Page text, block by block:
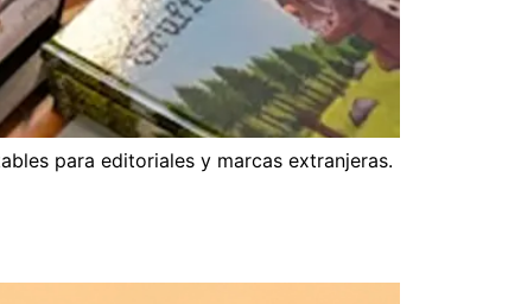
para editoriales y marcas extranjeras.